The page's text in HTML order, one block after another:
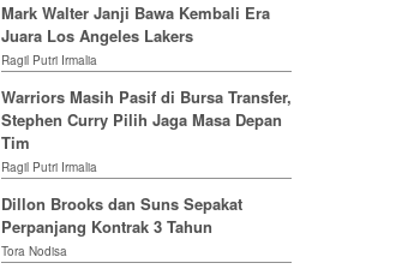
Mark Walter Janji Bawa Kembali Era
Juara Los Angeles Lakers
Ragil Putri Irmalia
Warriors Masih Pasif di Bursa Transfer,
Stephen Curry Pilih Jaga Masa Depan
Tim
Ragil Putri Irmalia
Dillon Brooks dan Suns Sepakat
Perpanjang Kontrak 3 Tahun
Tora Nodisa